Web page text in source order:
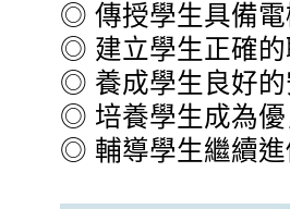
◎ 傳授學生具備電
◎ 建立學生正確
◎ 養成學生良好
◎ 培養學生成為優
◎ 輔導學生繼續進